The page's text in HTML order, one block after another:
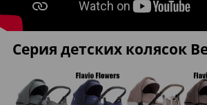
Серия детских колясок